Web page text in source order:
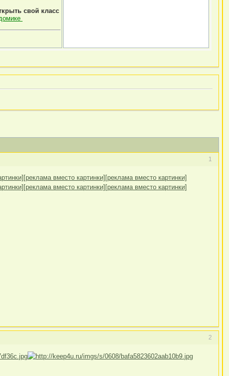
свой класс
1
[реклама вместо картинки] [реклама вместо картинки]
[реклама вместо картинки] [реклама вместо картинки]
2